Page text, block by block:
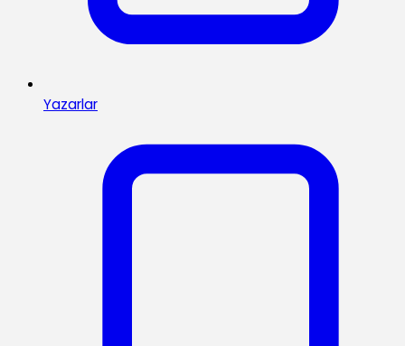
Yazarlar